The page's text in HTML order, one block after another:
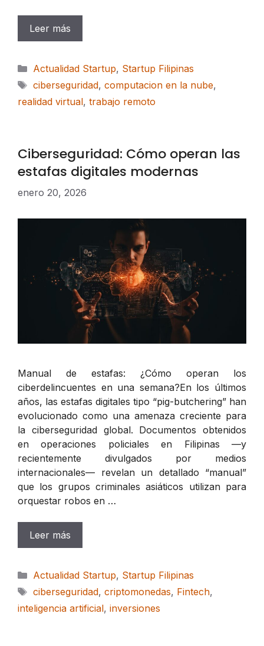
Leer más
Categorías
Actualidad Startup, Startup Filipinas
Etiquetas
ciberseguridad, computacion en la nube,
realidad virtual, trabajo remoto
Ciberseguridad: Cómo operan las
estafas digitales modernas
enero 20, 2026
Manual de estafas: ¿Cómo operan los
ciberdelincuentes en una semana?En los últimos
años, las estafas digitales tipo “pig-butchering” han
evolucionado como una amenaza creciente para
la ciberseguridad global. Documentos obtenidos
en operaciones policiales en Filipinas —y
recientemente divulgados por medios
internacionales— revelan un detallado “manual”
que los grupos criminales asiáticos utilizan para
orquestar robos en …
Leer más
Categorías
Actualidad Startup, Startup Filipinas
Etiquetas
ciberseguridad, criptomonedas, Fintech,
inteligencia artificial, inversiones